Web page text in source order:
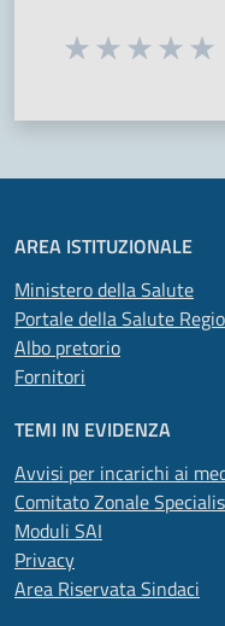
Seleziona una
AREA ISTITUZIONALE
Ministero della Salute
Portale della Salute
Albo pretorio
Fornitori
TEMI IN EVIDENZA
Avvisi per incarichi ai
Comitato Zonale
Moduli SAI
Privacy
Area Riservata Sindaci